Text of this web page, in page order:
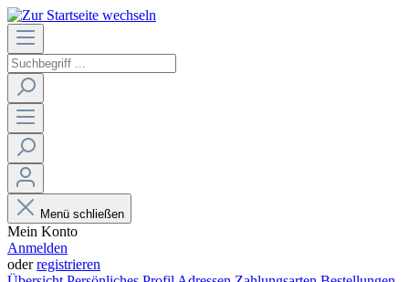
Menü schließen
Mein Konto
Anmelden
oderregistrieren